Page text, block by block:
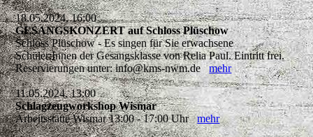
18.05.2024, 16:00
GESANGSKONZERT auf Schloss Plüschow
Schloss Plüschow - Es singen für Sie erwachsene
Schüler:Innen der Gesangsklasse von Relia Paul. Eintritt frei.
Reservierungen unter: info@kms-nwm.demehr
11.05.2024, 13:00
Schlagzeugworkshop Wismar
Arbeitsstätte Wismar 13:00 - 17:00 Uhrmehr